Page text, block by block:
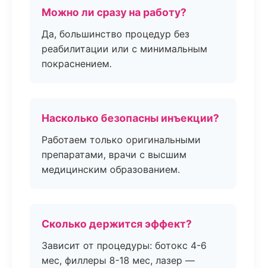
Можно ли сразу на работу?
Да, большинство процедур без
реабилитации или с минимальным
покраснением.
Насколько безопасны инъекции?
Работаем только оригинальными
препаратами, врачи с высшим
медицинским образованием.
Сколько держится эффект?
Зависит от процедуры: ботокс 4-6
мес, филлеры 8-18 мес, лазер —